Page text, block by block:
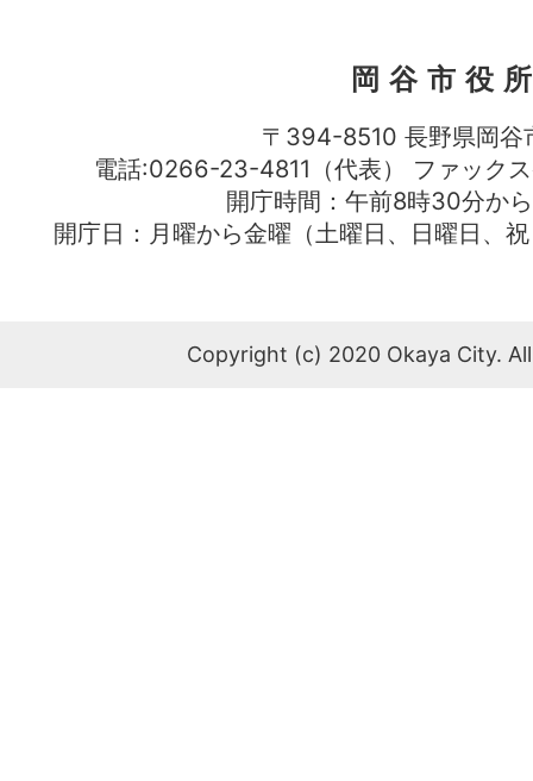
岡谷市役
〒394-8510 長野県岡谷
電話:0266-23-4811（代表） ファッ
開庁時間：午前8時30分か
開庁日：月曜から金曜（土曜日、日曜日、
Copyright (c) 2020 Okaya City.